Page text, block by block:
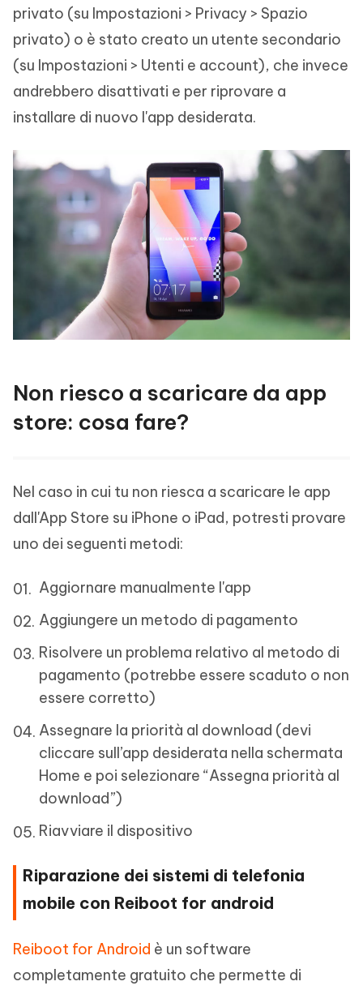
privato (su Impostazioni > Privacy > Spazio
privato) o è stato creato un utente secondario
(su Impostazioni > Utenti e account), che invece
andrebbero disattivati e per riprovare a
installare di nuovo l'app desiderata.
Non riesco a scaricare da app
store: cosa fare?
Nel caso in cui tu non riesca a scaricare le app
dall'App Store su iPhone o iPad, potresti provare
uno dei seguenti metodi:
Aggiornare manualmente l'app
Aggiungere un metodo di pagamento
Risolvere un problema relativo al metodo di
pagamento (potrebbe essere scaduto o non
essere corretto)
Assegnare la priorità al download (devi
cliccare sull’app desiderata nella schermata
Home e poi selezionare “Assegna priorità al
download”)
Riavviare il dispositivo
Riparazione dei sistemi di telefonia
mobile con Reiboot for android
Reiboot for Android è un software
completamente gratuito che permette di